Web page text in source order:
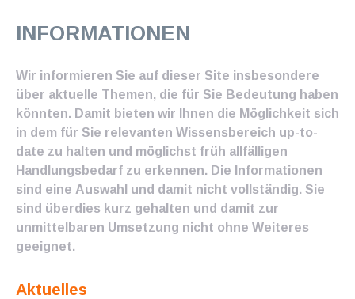
INFORMATIONEN
Wir informieren Sie auf dieser Site insbesondere
über aktuelle Themen, die für Sie Bedeutung haben
könnten. Damit bieten wir Ihnen die Möglichkeit sich
in dem für Sie relevanten Wissensbereich up-to-
date zu halten und möglichst früh allfälligen
Handlungsbedarf zu erkennen. Die Informationen
sind eine Auswahl und damit nicht vollständig. Sie
sind überdies kurz gehalten und damit zur
unmittelbaren Umsetzung nicht ohne Weiteres
geeignet.
Aktuelles